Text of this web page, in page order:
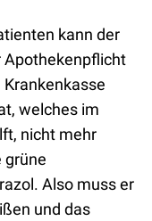
kann der
Apothekenpflicht
welches im
nicht mehr
grüne
Also muss er
und das